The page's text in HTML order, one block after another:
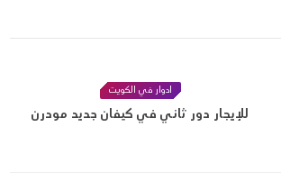
ادوار في الكويت
للإيجار دور ثاني في كيفان جديد مودرن